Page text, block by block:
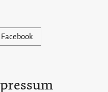
Facebook